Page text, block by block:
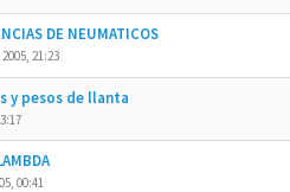
DE NEUMATICOS
21:23
y pesos de llanta
00:41